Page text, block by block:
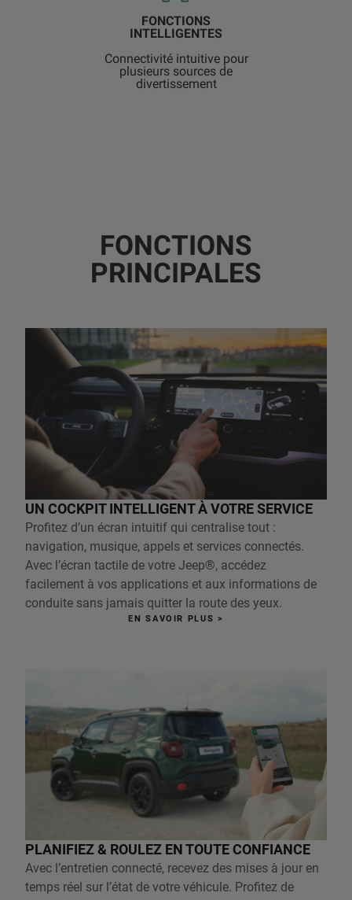
FONCTIONS
INTELLIGENTES
Connectivité intuitive pour
plusieurs sources de
divertissement
FONCTIONS
PRINCIPALES
UN COCKPIT INTELLIGENT À VOTRE SERVICE
Profitez d’un écran intuitif qui centralise tout :
navigation, musique, appels et services connectés.
Avec l’écran tactile de votre Jeep®, accédez
facilement à vos applications et aux informations de
conduite sans jamais quitter la route des yeux.
EN SAVOIR PLUS >
PLANIFIEZ & ROULEZ EN TOUTE CONFIANCE
Avec l’entretien connecté, recevez des mises à jour en
temps réel sur l’état de votre véhicule. Profitez de